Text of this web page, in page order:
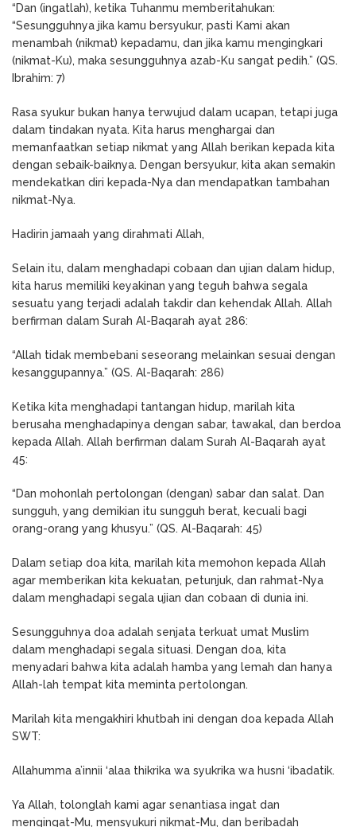
“Dan (ingatlah), ketika Tuhanmu memberitahukan:
“Sesungguhnya jika kamu bersyukur, pasti Kami akan
menambah (nikmat) kepadamu, dan jika kamu mengingkari
(nikmat-Ku), maka sesungguhnya azab-Ku sangat pedih.” (QS.
Ibrahim: 7)
Rasa syukur bukan hanya terwujud dalam ucapan, tetapi juga
dalam tindakan nyata. Kita harus menghargai dan
memanfaatkan setiap nikmat yang Allah berikan kepada kita
dengan sebaik-baiknya. Dengan bersyukur, kita akan semakin
mendekatkan diri kepada-Nya dan mendapatkan tambahan
nikmat-Nya.
Hadirin jamaah yang dirahmati Allah,
Selain itu, dalam menghadapi cobaan dan ujian dalam hidup,
kita harus memiliki keyakinan yang teguh bahwa segala
sesuatu yang terjadi adalah takdir dan kehendak Allah. Allah
berfirman dalam Surah Al-Baqarah ayat 286:
“Allah tidak membebani seseorang melainkan sesuai dengan
kesanggupannya.” (QS. Al-Baqarah: 286)
Ketika kita menghadapi tantangan hidup, marilah kita
berusaha menghadapinya dengan sabar, tawakal, dan berdoa
kepada Allah. Allah berfirman dalam Surah Al-Baqarah ayat
45:
“Dan mohonlah pertolongan (dengan) sabar dan salat. Dan
sungguh, yang demikian itu sungguh berat, kecuali bagi
orang-orang yang khusyu.” (QS. Al-Baqarah: 45)
Dalam setiap doa kita, marilah kita memohon kepada Allah
agar memberikan kita kekuatan, petunjuk, dan rahmat-Nya
dalam menghadapi segala ujian dan cobaan di dunia ini.
Sesungguhnya doa adalah senjata terkuat umat Muslim
dalam menghadapi segala situasi. Dengan doa, kita
menyadari bahwa kita adalah hamba yang lemah dan hanya
Allah-lah tempat kita meminta pertolongan.
Marilah kita mengakhiri khutbah ini dengan doa kepada Allah
SWT:
Allahumma a’innii ‘alaa thikrika wa syukrika wa husni ‘ibadatik.
Ya Allah, tolonglah kami agar senantiasa ingat dan
mengingat-Mu, mensyukuri nikmat-Mu, dan beribadah